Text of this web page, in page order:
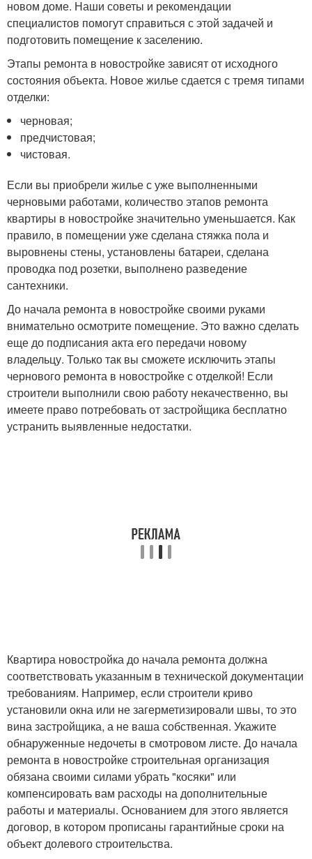
новом доме. Наши советы и рекомендации
специалистов помогут справиться с этой задачей и
подготовить помещение к заселению.
Этапы ремонта в новостройке зависят от исходного
состояния объекта. Новое жилье сдается с тремя типами
отделки:
черновая;
предчистовая;
чистовая.
Если вы приобрели жилье с уже выполненными
черновыми работами, количество этапов ремонта
квартиры в новостройке значительно уменьшается. Как
правило, в помещении уже сделана стяжка пола и
выровнены стены, установлены батареи, сделана
проводка под розетки, выполнено разведение
сантехники.
До начала ремонта в новостройке своими руками
внимательно осмотрите помещение. Это важно сделать
еще до подписания акта его передачи новому
владельцу. Только так вы сможете исключить этапы
чернового ремонта в новостройке с отделкой! Если
строители выполнили свою работу некачественно, вы
имеете право потребовать от застройщика бесплатно
устранить выявленные недостатки.
Квартира новостройка до начала ремонта должна
соответствовать указанным в технической документации
требованиям. Например, если строители криво
установили окна или не загерметизировали швы, то это
вина застройщика, а не ваша собственная. Укажите
обнаруженные недочеты в смотровом листе. До начала
ремонта в новостройке строительная организация
обязана своими силами убрать "косяки" или
компенсировать вам расходы на дополнительные
работы и материалы. Основанием для этого является
договор, в котором прописаны гарантийные сроки на
объект долевого строительства.